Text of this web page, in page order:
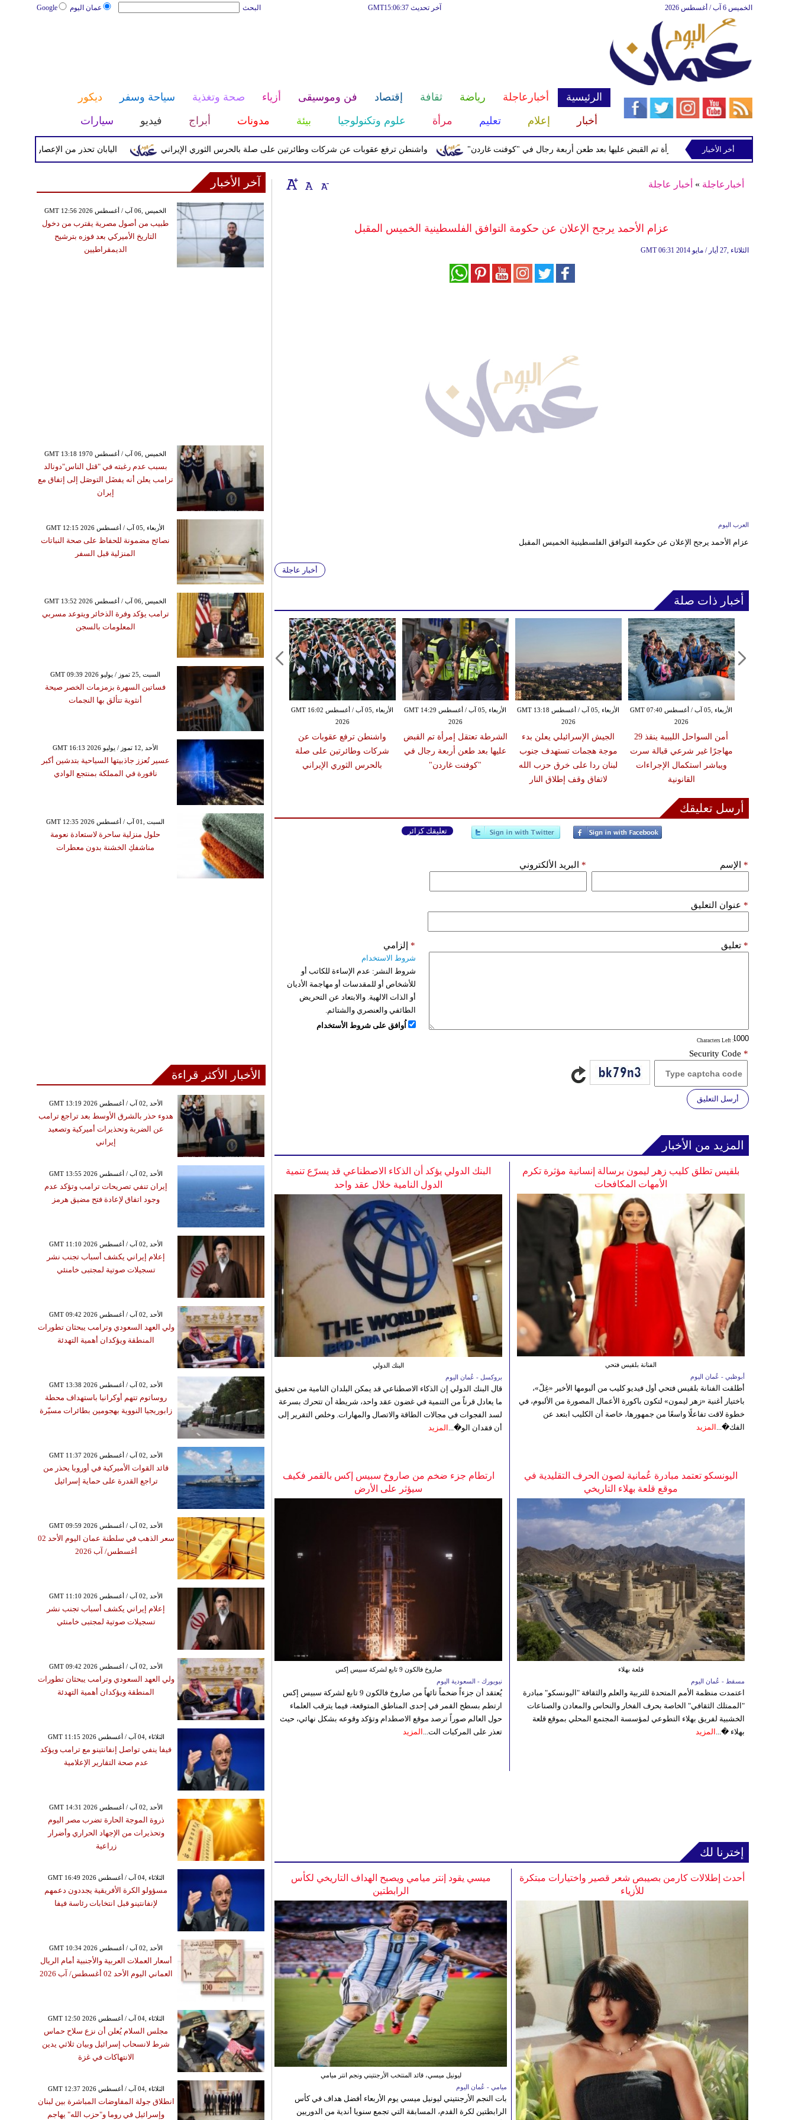
عمان اليوم Google البحث آخر تحديث GMT15:06:37 الخميس 6 آب / أغسطس 2026
الرئيسية أخبارعاجلة رياضة ثقافة إقتصاد فن وموسيقى أزياء صحة وتغذية سياحة وسفر
ديكور
أخبار
إعلام تعليم مرأة علوم وتكنولوجيا بيئة مدونات أبراج فيديو سيارات
اليابان تحذر من الإعصار دولفين ورياح واشنطن ترفع عقوبات عن شركات وطائرتين على صلة بالحرس الثوري الإيراني الشرطة تعتقل إمرأة تم القبض عليها بعد طعن أربعة رجال في "كوفنت غاردن"
أخر الأخبار
أخبارعاجلة » أخبار عاجلة
عزام الأحمد يرجح الإعلان عن حكومة التوافق الفلسطينية الخميس المقبل
GMT 06:31 2014 الثلاثاء ,27 أيار / مايو
العرب اليوم
عزام الأحمد يرجح الإعلان عن حكومة التوافق الفلسطينية الخميس المقبل
أخبار عاجلة
أخبار ذات صلة
الأربعاء ,05 آب / أغسطس GMT 16:02
2026
واشنطن ترفع عقوبات عن
شركات وطائرتين على صلة
بالحرس الثوري الإيراني
الأربعاء ,05 آب / أغسطس GMT 14:29
2026
الشرطة تعتقل إمرأة تم القبض
عليها بعد طعن أربعة رجال في
"كوفنت غاردن"
الأربعاء ,05 آب / أغسطس GMT 13:18
2026
الجيش الإسرائيلي يعلن بدء
موجة هجمات تستهدف جنوب
لبنان ردا على خرق حزب الله
لاتفاق وقف إطلاق النار
الأربعاء ,05 آب / أغسطس GMT 07:40
2026
أمن السواحل الليبية ينقذ 29
مهاجرًا غير شرعي قبالة سرت
ويباشر استكمال الإجراءات
القانونية
أرسل تعليقك
تعليقك كزائر
الإسم * البريد الألكتروني *
عنوان التعليق *
تعليق *
: Characters Left
إلزامي *
شروط الاستخدام
شروط النشر: عدم الإساءة للكاتب أو
للأشخاص أو للمقدسات أو مهاجمة الأديان
أو الذات الالهية. والابتعاد عن التحريض
الطائفي والعنصري والشتائم.
اُوافق على شروط الأستخدام
Security Code *
أرسل التعليق
المزيد من الأخبار
البنك الدولي يؤكد أن الذكاء الاصطناعي قد يسرّع تنمية
الدول النامية خلال عقد واحد
البنك الدولي
بروكسل - عُمان اليوم
قال البنك الدولي إن الذكاء الاصطناعي قد يمكن البلدان النامية من تحقيق
ما يعادل قرناً من التنمية في غضون عقد واحد، شريطة أن تتحرك بسرعة
لسد الفجوات في مجالات الطاقة والاتصال والمهارات. وخلص التقرير إلى
أن فقدان الو�... المزيد
بلقيس تطلق كليب زهر ليمون برسالة إنسانية مؤثرة تكرم
الأمهات المكافحات
الفنانة بلقيس فتحي
أبوظبي - عُمان اليوم
أطلقت الفنانة بلقيس فتحي أول فيديو كليب من ألبومها الأخير «غِلّ»،
باختيار أغنية «زهر ليمون» لتكون باكورة الأعمال المصورة من الألبوم، في
خطوة لاقت تفاعلًا واسعًا من جمهورها، خاصة أن الكليب ابتعد عن
الفك�... المزيد
ارتطام جزء ضخم من صاروخ سبيس إكس بالقمر فكيف
سيؤثر على الأرض
صاروخ فالكون 9 تابع لشركة سبيس إكس
نيويورك - السعودية اليوم
يُعتقد أن جزءاً ضخماً تائهاً من صاروخ فالكون 9 تابع لشركة سبيس إكس
ارتطم بسطح القمر في إحدى المناطق المتوقعة، فيما يترقب العلماء
حول العالم صوراً ترصد موقع الاصطدام وتؤكد وقوعه بشكل نهائي، حيث
تعذر على المركبات الت... المزيد
اليونسكو تعتمد مبادرة عُمانية لصون الحرف التقليدية في
موقع قلعة بهلاء التاريخي
قلعة بهلاء
مسقط - عُمان اليوم
اعتمدت منظمة الأمم المتحدة للتربية والعلم والثقافة "اليونسكو" مبادرة
"الممتلك الثقافي" الخاصة بحرف الفخار والنحاس والمعادن والصناعات
الخشبية لفريق بهلاء التطوعي لمؤسسة المجتمع المحلي بموقع قلعة
بهلاء �... المزيد
إخترنا لك
ميسي يقود إنتر ميامي ويصبح الهداف التاريخي لكأس
الرابطتين
ليونيل ميسي، قائد المنتخب الأرجنتيني ونجم انتر ميامي
ميامي - عُمان اليوم
بات النجم الأرجنتيني ليونيل ميسي يوم الأربعاء أفضل هداف في كأس
الرابطتين لكرة القدم، المسابقة التي تجمع سنويا أندية من الدوريين
أحدث إطلالات كارمن بصيبص شعر قصير واختيارات مبتكرة
للأزياء
آخر الأخبار
GMT 12:56 2026 الخميس ,06 آب / أغسطس
طبيب من أصول مصرية يقترب من دخول
التاريخ الأميركي بعد فوزه بترشيح
الديمقراطيين
GMT 13:18 1970 الخميس ,06 آب / أغسطس
بسبب عدم رغبته في "قتل الناس"دونالد
ترامب يعلن أنه يفضَل التوصَل إلى إتفاق مع
إيران
GMT 12:15 2026 الأربعاء ,05 آب / أغسطس
نصائح مضمونة للحفاظ على صحة النباتات
المنزلية قبل السفر
GMT 13:52 2026 الخميس ,06 آب / أغسطس
ترامب يؤكد وفرة الذخائر ويتوعد مسربي
المعلومات بالسجن
GMT 09:39 2026 السبت ,25 تموز / يوليو
فساتين السهرة بزمزمات الخصر صيحة
أنثوية تتألق بها النجمات
GMT 16:13 2026 الأحد ,12 تموز / يوليو
عسير تُعزز جاذبيتها السياحية بتدشين أكبر
نافورة في المملكة بمنتجع الوادي
GMT 12:35 2026 السبت ,01 آب / أغسطس
حلول منزلية ساحرة لاستعادة نعومة
مناشفكِ الخشنة بدون معطرات
الأخبار الأكثر قراءة
GMT 13:19 2026 الأحد ,02 آب / أغسطس
هدوء حذر بالشرق الأوسط بعد تراجع ترامب
عن الضربة وتحذيرات أميركية وتصعيد
إيراني
GMT 13:55 2026 الأحد ,02 آب / أغسطس
إيران تنفي تصريحات ترامب وتؤكد عدم
وجود اتفاق لإعادة فتح مضيق هرمز
GMT 11:10 2026 الأحد ,02 آب / أغسطس
إعلام إيراني يكشف أسباب تجنب نشر
تسجيلات صوتية لمجتبى خامنئي
GMT 09:42 2026 الأحد ,02 آب / أغسطس
ولي العهد السعودي وترامب يبحثان تطورات
المنطقة ويؤكدان أهمية التهدئة
GMT 13:38 2026 الأحد ,02 آب / أغسطس
روساتوم تتهم أوكرانيا باستهداف محطة
زابوريجيا النووية بهجومين بطائرات مسيّرة
GMT 11:37 2026 الأحد ,02 آب / أغسطس
قائد القوات الأميركية في أوروبا يحذر من
تراجع القدرة على حماية إسرائيل
GMT 09:59 2026 الأحد ,02 آب / أغسطس
سعر الذهب في سلطنة عمان اليوم الأحد 02
أغسطس/ آب 2026
GMT 11:10 2026 الأحد ,02 آب / أغسطس
إعلام إيراني يكشف أسباب تجنب نشر
تسجيلات صوتية لمجتبى خامنئي
GMT 09:42 2026 الأحد ,02 آب / أغسطس
ولي العهد السعودي وترامب يبحثان تطورات
المنطقة ويؤكدان أهمية التهدئة
GMT 11:15 2026 الثلاثاء ,04 آب / أغسطس
فيفا ينفي تواصل إنفانتينو مع ترامب ويؤكد
عدم صحة التقارير الإعلامية
GMT 14:31 2026 الأحد ,02 آب / أغسطس
ذروة الموجة الحارة تضرب مصر اليوم
وتحذيرات من الإجهاد الحراري وأضرار
زراعية
GMT 16:49 2026 الثلاثاء ,04 آب / أغسطس
مسؤولو الكرة الأفريقية يجددون دعمهم
لإنفانتينو قبل انتخابات رئاسة فيفا
GMT 10:34 2026 الأحد ,02 آب / أغسطس
أسعار العملات العربية والأجنبية أمام الريال
العماني اليوم الأحد 02 أغسطس/ آب 2026
GMT 12:50 2026 الثلاثاء ,04 آب / أغسطس
مجلس السلام يُعلن أن نزع سلاح حماس
شرط لانسحاب إسرائيل وبيان ثلاثي يدين
الانتهاكات في غزة
GMT 12:37 2026 الثلاثاء ,04 آب / أغسطس
انطلاق جولة المفاوضات المباشرة بين لبنان
وإسرائيل في روما و"حزب الله" يهاجم